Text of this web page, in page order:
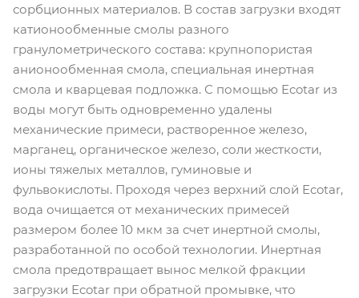
сорбционных материалов. В состав загрузки входят
катионообменные смолы разного
гранулометрического состава: крупнопористая
анионообменная смола, специальная инертная
смола и кварцевая подложка. С помощью Ecotar из
воды могут быть одновременно удалены
механические примеси, растворенное железо,
марганец, органическое железо, соли жесткости,
ионы тяжелых металлов, гуминовые и
фульвокислоты. Проходя через верхний слой Ecotar,
вода очищается от механических примесей
размером более 10 мкм за счет инертной смолы,
разработанной по особой технологии. Инертная
смола предотвращает вынос мелкой фракции
загрузки Ecotar при обратной промывке, что